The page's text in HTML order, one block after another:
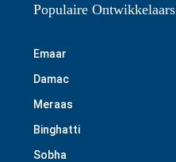
Populaire Ontwikkelaars
Emaar
Damac
Meraas
Binghatti
Sobha